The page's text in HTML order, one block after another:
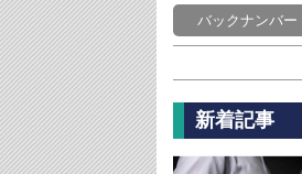
バックナンバー
新着記事